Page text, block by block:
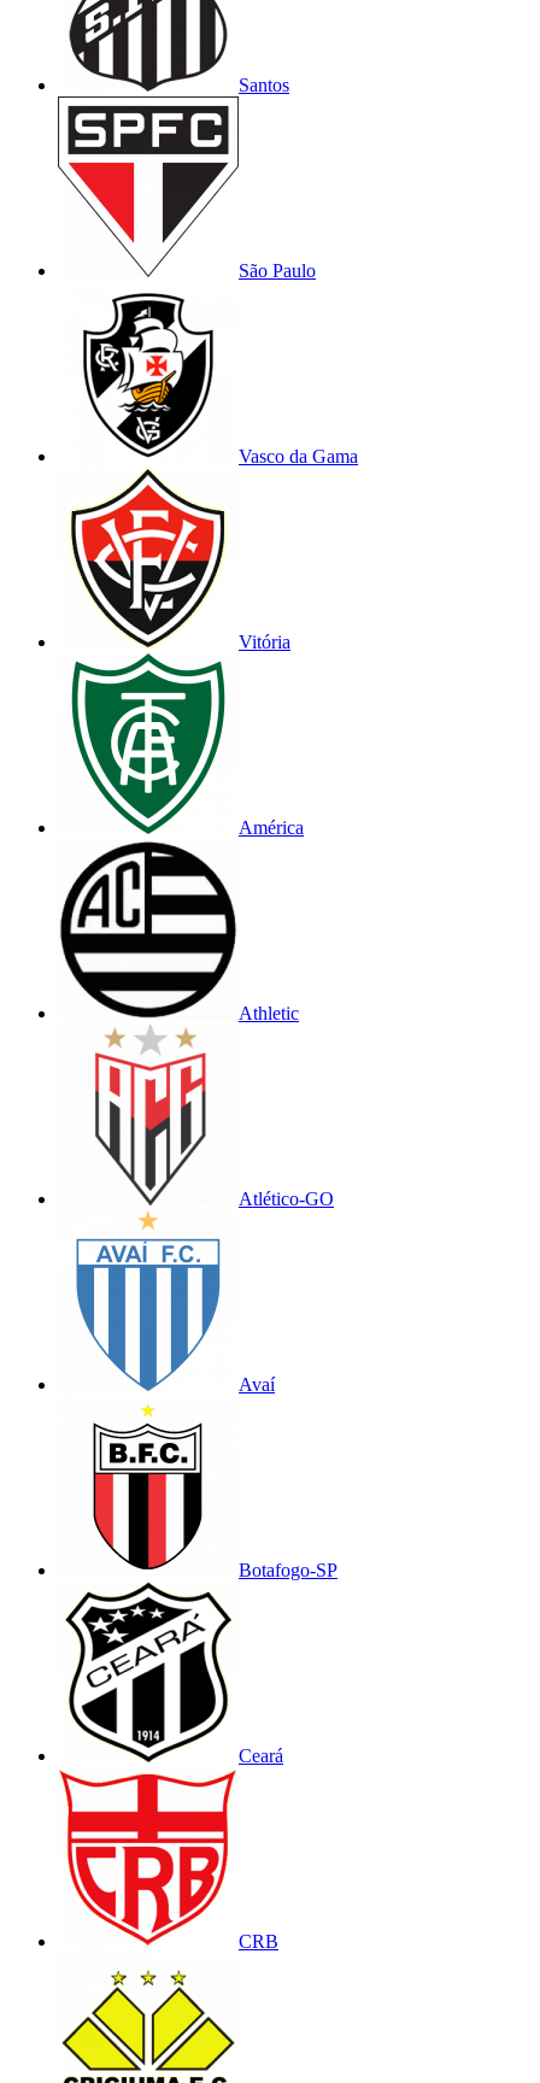
Santos
São Paulo
Vasco da Gama
Vitória
América
Athletic
Atlético-GO
Avaí
Botafogo-SP
Ceará
CRB